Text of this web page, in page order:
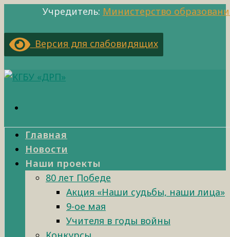
Учредитель: Министерство
Версия для слабовидящих
Главная
Новости
Наши проекты
80 лет Победе
Акция «Наши судьбы, наши лица»
9-ое мая
Учителя в годы войны